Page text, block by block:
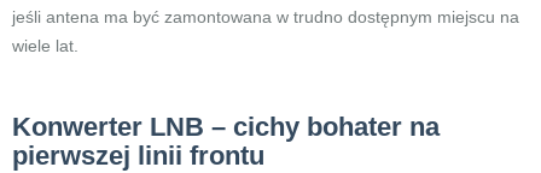
jeśli antena ma być zamontowana w trudno dostępnym miejscu na
wiele lat.
Konwerter LNB – cichy bohater na
pierwszej linii frontu